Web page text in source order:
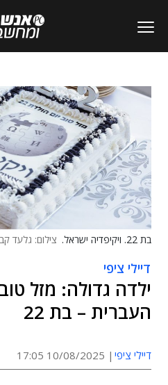
בת 22. ויקיפדיה ישראל. צילום: גלעד
דיילי ציפי
ילדה גדולה: מזל
העברית – בת 22
דיילי ציפי 10/08/2025 17:05